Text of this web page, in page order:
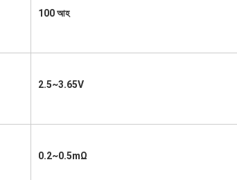
100 আহ
2.5~3.65V
0.2~0.5mΩ